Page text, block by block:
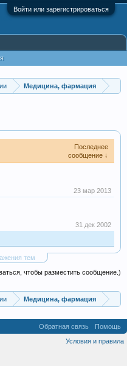
Войти или зарегистрироваться
Медицина, фармация
Последнее
сообщение ↓
23 мар 2013
31 дек 2002
тем
чтобы разместить сообщение.)
Медицина, фармация
Обратная связь
Помощь
Условия и правила